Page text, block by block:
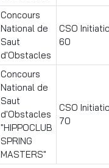
Concours
National de
Saut
d'Obstacles
CSO
60
Concours
National de
Saut
d'Obstacles
"HIPPOCLUB
SPRING
MASTERS"
CSO
70